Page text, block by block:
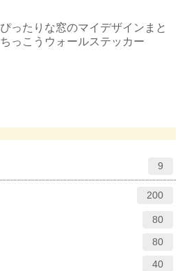
ったりな窓のマイデザインまと
っこうウォールステッカー
9
200
80
80
40